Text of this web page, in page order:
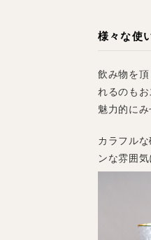
様々な使
飲み物を
れるのも
魅力的に
カラフル
ンな雰囲